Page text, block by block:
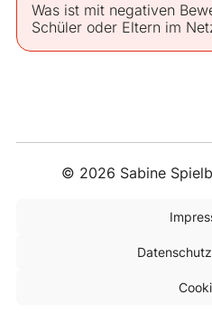
Was ist mit negativen
Schüler oder Eltern im
© 2026 Sabine